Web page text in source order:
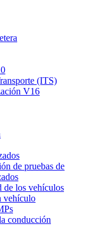
(ITS)
V16
de pruebas de
de los vehículos
vehículo
conducción